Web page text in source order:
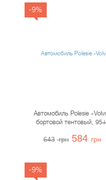
-9%
Автомобиль Polesie
бортовой тентовый,
643 грн 584 грн
-9%